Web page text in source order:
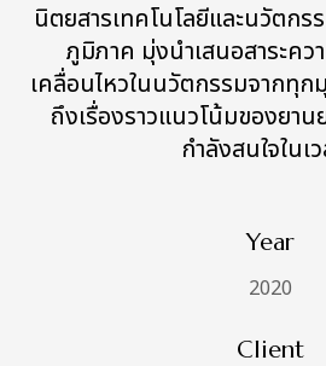
นิตยสารเทคโนโลยีและนวัตกร
ภูมิภาค มุ่งนำเสนอสาระคว
เคลื่อนไหวในนวัตกรรมจากทุ
ถึงเรื่องราวแนวโน้มของยา
กำลังสนใจในเ
Year
2020
Client